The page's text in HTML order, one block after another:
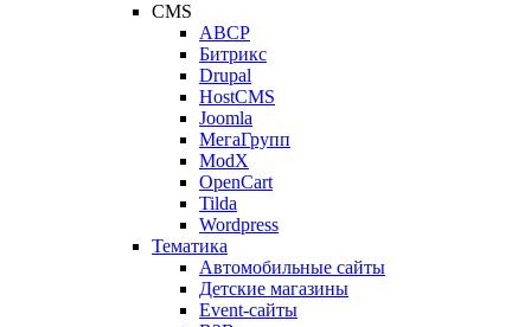
CMS
ABCP
Битрикс
Drupal
HostCMS
Joomla
МегаГрупп
ModX
OpenCart
Tilda
Wordpress
Тематика
Автомобильные сайты
Детские магазины
Event-сайты